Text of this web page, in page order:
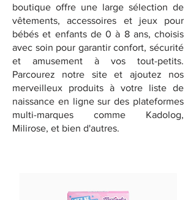
boutique offre une large sélection de
vêtements, accessoires et jeux pour
bébés et enfants de 0 à 8 ans, choisis
avec soin pour garantir confort, sécurité
et amusement à vos tout-petits.
Parcourez notre site et ajoutez nos
merveilleux produits à votre liste de
naissance en ligne sur des plateformes
multi-marques comme Kadolog,
Milirose, et bien d'autres.